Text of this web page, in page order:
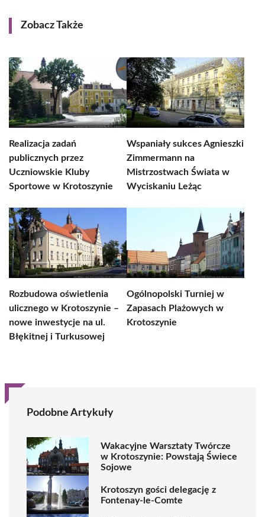
Zobacz Także
Realizacja zadań
publicznych przez
Uczniowskie Kluby
Sportowe w Krotoszynie
Wspaniały sukces Agnieszki
Zimmermann na
Mistrzostwach Świata w
Wyciskaniu Leżąc
Rozbudowa oświetlenia
ulicznego w Krotoszynie –
nowe inwestycje na ul.
Błękitnej i Turkusowej
Ogólnopolski Turniej w
Zapasach Plażowych w
Krotoszynie
Podobne Artykuły
Wakacyjne Warsztaty Twórcze
w Krotoszynie: Powstają Świece
Sojowe
Krotoszyn gości delegację z
Fontenay-le-Comte